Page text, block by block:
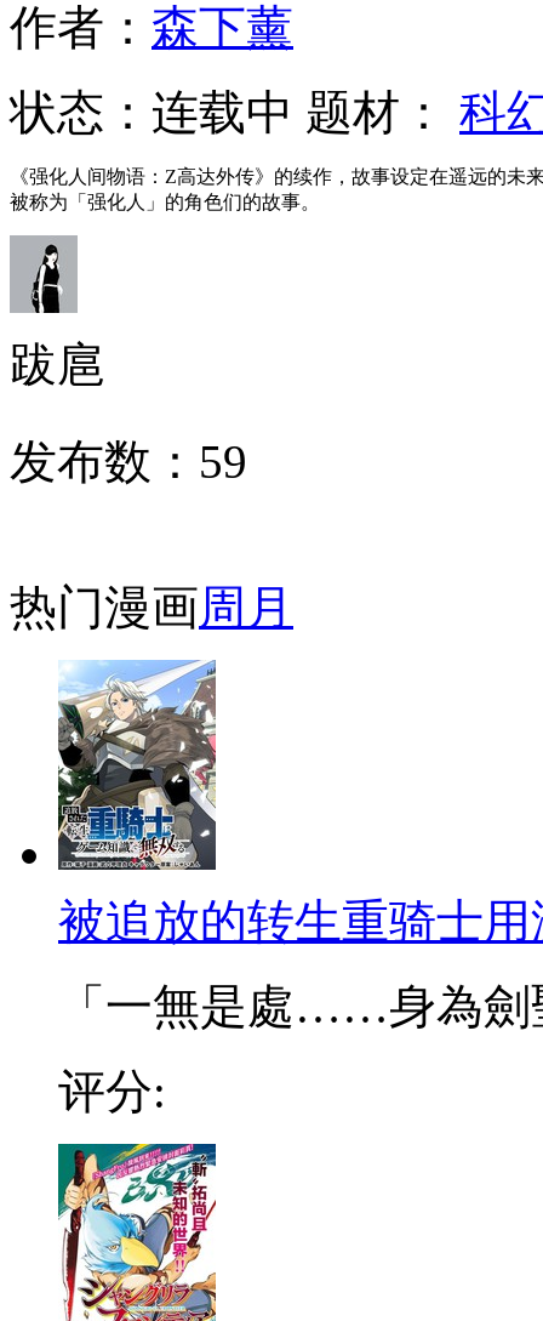
作者： 森下薰
状态： 连载中 题材： 科
《强化人间物语：Z高达外传》的续作，故事设定在遥远的未
被称为「强化人」的角色们的故事。
跋扈
发布数： 59
热门漫画周 月
被追放的转生重骑士
「一無是處……身為劍
评分: